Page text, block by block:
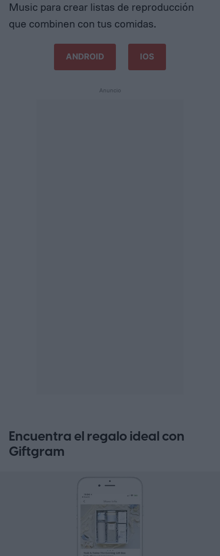
Music para crear listas de reproducción
que combinen con tus comidas.
ANDROID IOS
Encuentra el regalo ideal con
Giftgram